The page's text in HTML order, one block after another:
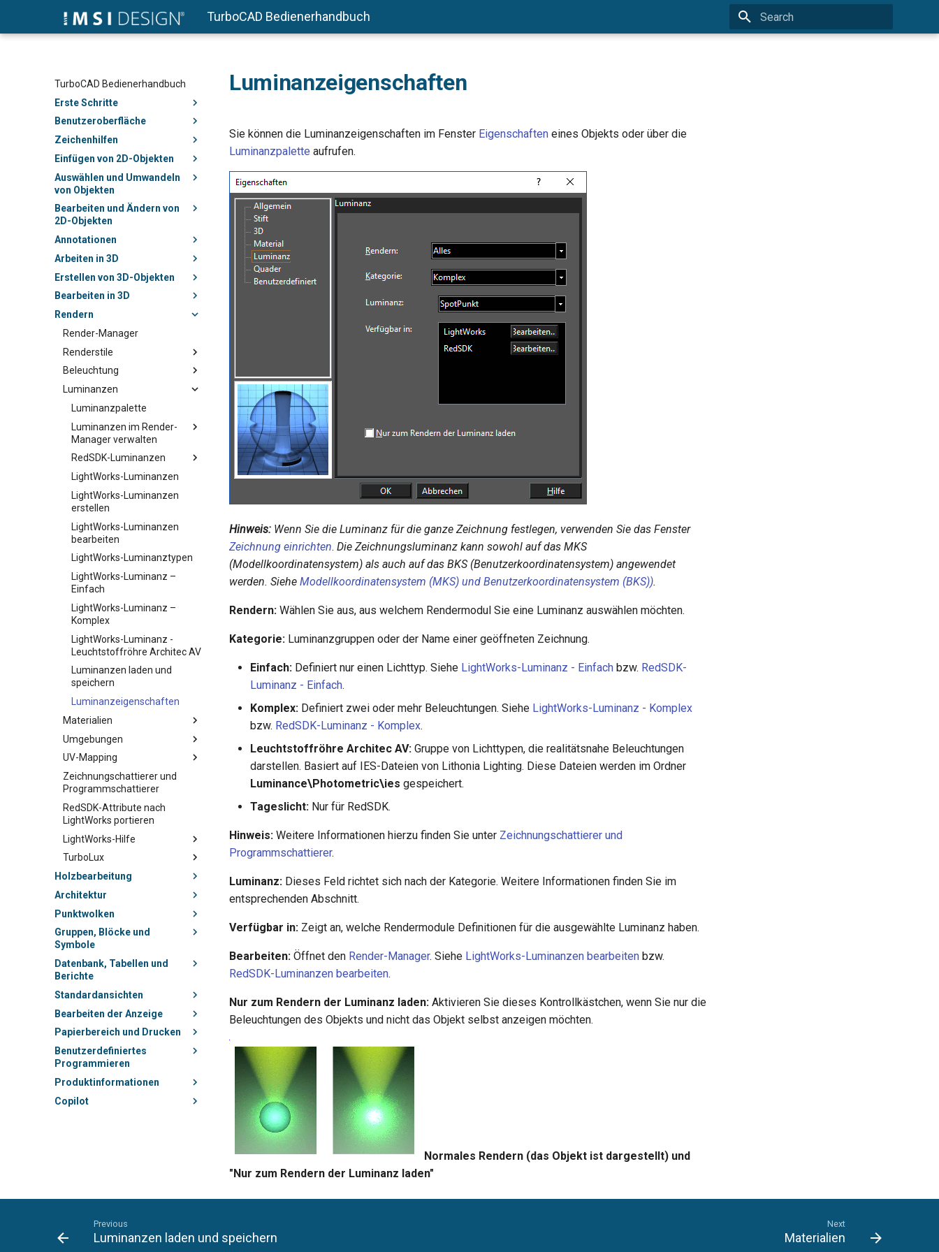
TurboCAD Bedienerhandbuch
TurboCAD Bedienerhandbuch
Erste Schritte
Benutzeroberfläche
Zeichenhilfen
Einfügen von 2D-Objekten
Auswählen und Umwandeln
von Objekten
Bearbeiten und Ändern von
2D-Objekten
Annotationen
Arbeiten in 3D
Erstellen von 3D-Objekten
Bearbeiten in 3D
Rendern
Render-Manager
Renderstile
Beleuchtung
Luminanzen
Luminanzpalette
Luminanzen im Render-
Manager verwalten
RedSDK-Luminanzen
LightWorks-Luminanzen
LightWorks-Luminanzen
erstellen
LightWorks-Luminanzen
bearbeiten
LightWorks-Luminanztypen
LightWorks-Luminanz –
Einfach
LightWorks-Luminanz –
Komplex
LightWorks-Luminanz -
Leuchtstoffröhre Architec AV
Luminanzen laden und
speichern
Luminanzeigenschaften
Materialien
Umgebungen
UV-Mapping
Zeichnungschattierer und
Programmschattierer
RedSDK-Attribute nach
LightWorks portieren
LightWorks-Hilfe
TurboLux
Holzbearbeitung
Architektur
Punktwolken
Gruppen, Blöcke und
Symbole
Datenbank, Tabellen und
Berichte
Standardansichten
Bearbeiten der Anzeige
Papierbereich und Drucken
Benutzerdefiniertes
Programmieren
Produktinformationen
Copilot
Luminanzeigenschaften
Sie können die Luminanzeigenschaften im Fenster Eigenschaften eines Objekts oder über die
Luminanzpalette aufrufen.
Hinweis: Wenn Sie die Luminanz für die ganze Zeichnung festlegen, verwenden Sie das Fenster
Zeichnung einrichten. Die Zeichnungsluminanz kann sowohl auf das MKS
(Modellkoordinatensystem) als auch auf das BKS (Benutzerkoordinatensystem) angewendet
werden. Siehe Modellkoordinatensystem (MKS) und Benutzerkoordinatensystem (BKS)).
Rendern: Wählen Sie aus, aus welchem Rendermodul Sie eine Luminanz auswählen möchten.
Kategorie: Luminanzgruppen oder der Name einer geöffneten Zeichnung.
Einfach: Definiert nur einen Lichttyp. Siehe LightWorks-Luminanz - Einfach bzw. RedSDK-
Luminanz - Einfach.
Komplex: Definiert zwei oder mehr Beleuchtungen. Siehe LightWorks-Luminanz - Komplex
bzw. RedSDK-Luminanz - Komplex.
Leuchtstoffröhre Architec AV: Gruppe von Lichttypen, die realitätsnahe Beleuchtungen
darstellen. Basiert auf IES-Dateien von Lithonia Lighting. Diese Dateien werden im Ordner
Luminance\Photometric\ies gespeichert.
Tageslicht: Nur für RedSDK.
Hinweis: Weitere Informationen hierzu finden Sie unter Zeichnungschattierer und
Programmschattierer.
Luminanz: Dieses Feld richtet sich nach der Kategorie. Weitere Informationen finden Sie im
entsprechenden Abschnitt.
Verfügbar in: Zeigt an, welche Rendermodule Definitionen für die ausgewählte Luminanz haben.
Bearbeiten: Öffnet den Render-Manager. Siehe LightWorks-Luminanzen bearbeiten bzw.
RedSDK-Luminanzen bearbeiten.
Nur zum Rendern der Luminanz laden: Aktivieren Sie dieses Kontrollkästchen, wenn Sie nur die
Beleuchtungen des Objekts und nicht das Objekt selbst anzeigen möchten.
Normales Rendern (das Objekt ist dargestellt) und
"Nur zum Rendern der Luminanz laden"
Previous
Luminanzen laden und speichern
Next
Materialien